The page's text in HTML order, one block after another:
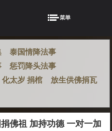
泰国情降法事
惩罚降头法事
化太岁 捐棺
放生供佛捐瓦
佛祖 加持功德 一对一加